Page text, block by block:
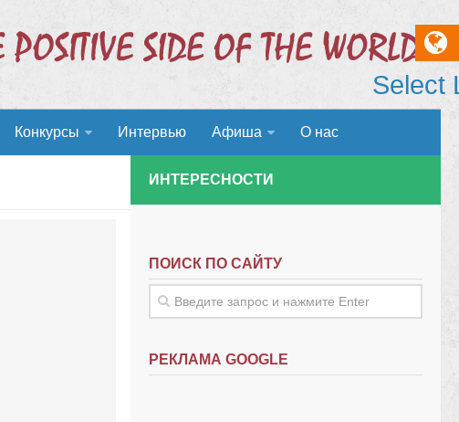
Конкурсы Интервью Афиша О нас
ИНТЕРЕСНОСТИ
ПОИСК ПО САЙТУ
РЕКЛАМА GOOGLE
Select